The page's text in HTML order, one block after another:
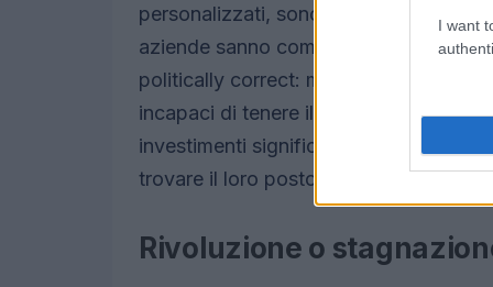
I want
personalizzati, sono la chiave per
aziende sanno come navigare in
politically correct: molte piccole e
incapaci di tenere il passo con i
investimenti significativi in
trovare il loro posto in un contesto
Rivoluzione o